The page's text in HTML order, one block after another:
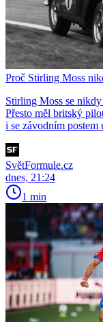
Proč Stirling Moss
Stirling Moss se
Přesto měl britský
i se závodním postem
SvětFormule.cz
dnes, 21:24
1 min